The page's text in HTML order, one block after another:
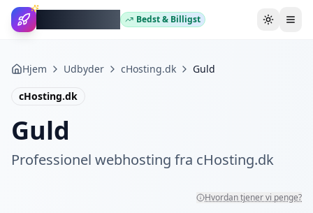
Bedst & Billigst Skift
Hjem Udbyder cHosting.dk Guld
cHosting.dk
Guld
Professionel webhosting fra cHosting.dk
Hvordan tjener vi penge?